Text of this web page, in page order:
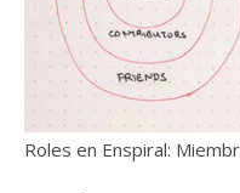
Roles en Enspiral: